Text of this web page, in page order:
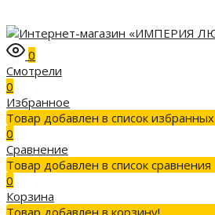
0
Смотрели
0
Избранное
Товар добавлен в список избранных
0
Сравнение
Товар добавлен в список сравнения
0
Корзина
Товар добавлен в корзину!